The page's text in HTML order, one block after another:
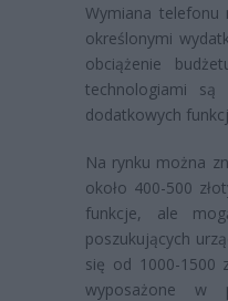
Wymiana telefonu
określonymi
obciążenie
technologiami
dodatkowych
Na rynku można
około 400-500
funkcje, ale
poszukujących
się od 1000-1500
wyposażone w